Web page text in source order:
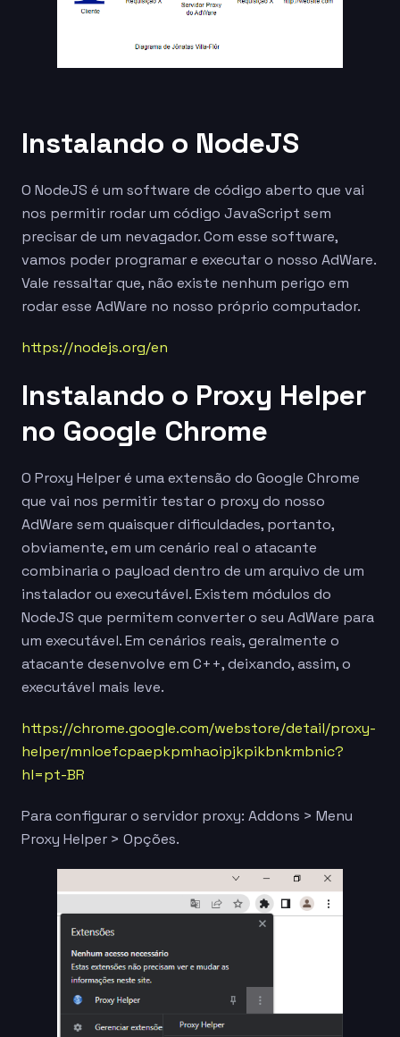
Instalando o NodeJS
O NodeJS é um software de código aberto que vai
nos permitir rodar um código JavaScript sem
precisar de um nevagador. Com esse software,
vamos poder programar e executar o nosso AdWare.
Vale ressaltar que, não existe nenhum perigo em
rodar esse AdWare no nosso próprio computador.
https://nodejs.org/en
Instalando o Proxy Helper
no Google Chrome
O Proxy Helper é uma extensão do Google Chrome
que vai nos permitir testar o proxy do nosso
AdWare sem quaisquer dificuldades, portanto,
obviamente, em um cenário real o atacante
combinaria o payload dentro de um arquivo de um
instalador ou executável. Existem módulos do
NodeJS que permitem converter o seu AdWare para
um executável. Em cenários reais, geralmente o
atacante desenvolve em C++, deixando, assim, o
executável mais leve.
https://chrome.google.com/webstore/detail/proxy-
helper/mnloefcpaepkpmhaoipjkpikbnkmbnic?
hl=pt-BR
Para configurar o servidor proxy: Addons > Menu
Proxy Helper > Opções.